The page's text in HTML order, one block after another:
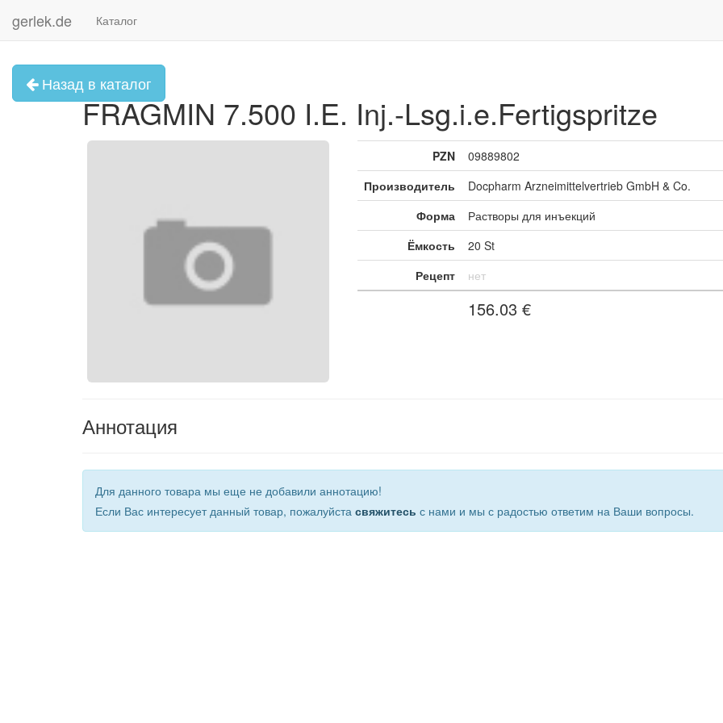
gerlek.de Каталог
Назад в каталог
FRAGMIN 7.500 I.E. Inj.-Lsg.i.e.Fertigspritze
PZN
09889802
Производитель
Docpharm Arzneimittelvertrieb GmbH & Co.
Форма
Растворы для инъекций
Ёмкость
20 St
Рецепт
нет
156.03 €
Аннотация
Для данного товара мы еще не добавили аннотацию!
Если Вас интересует данный товар, пожалуйста свяжитесь с нами и мы с радостью ответим на Ваши вопросы.